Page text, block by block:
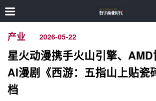
产业 2026-05-22
星火动漫携手火山引擎、AMD
AI漫剧《西游：五指山上贴瓷
档